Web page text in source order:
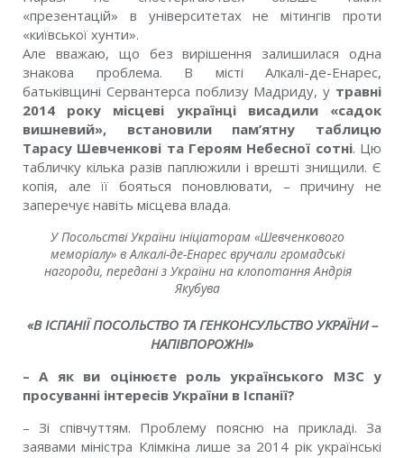
«презентацій» в університетах не мітингів проти
«київської хунти».
Але вважаю, що без вирішення залишилася одна
знакова проблема. В місті Алкалі-де-Енарес,
батьківщині Сервантерса поблизу Мадриду, у травні
2014 року місцеві українці висадили «садок
вишневий», встановили пам’ятну таблицю
Тарасу Шевченкові та Героям Небесної сотні. Цю
табличку кілька разів паплюжили і врешті знищили. Є
копія, але її бояться поновлювати, – причину не
заперечує навіть місцева влада.
У Посольстві України ініціаторам «Шевченкового
меморіалу» в Алкалі-де-Енарес вручали громадські
нагороди, передані з України на клопотання Андрія
Якубува
«В ІСПАНІЇ ПОСОЛЬСТВО ТА ГЕНКОНСУЛЬСТВО УКРАЇНИ –
НАПІВПОРОЖНІ»
– А як ви оцінюєте роль українського МЗС у
просуванні інтересів України в Іспанії?
– Зі співчуттям. Проблему поясню на прикладі. За
заявами міністра Клімкіна лише за 2014 рік українські